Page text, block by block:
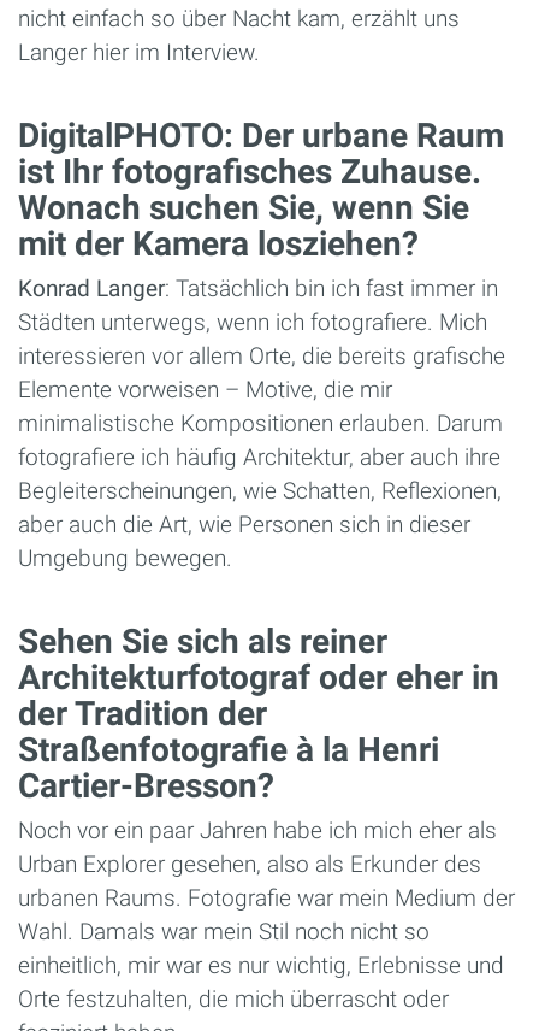
nicht einfach so über Nacht kam, erzählt uns
Langer hier im Interview.
DigitalPHOTO: Der urbane Raum
ist Ihr fotografisches Zuhause.
Wonach suchen Sie, wenn Sie
mit der Kamera losziehen?
Konrad Langer: Tatsächlich bin ich fast immer in
Städten unterwegs, wenn ich fotografiere. Mich
interessieren vor allem Orte, die bereits grafische
Elemente vorweisen – Motive, die mir
minimalistische Kompositionen erlauben. Darum
fotografiere ich häufig Architektur, aber auch ihre
Begleiterscheinungen, wie Schatten, Reflexionen,
aber auch die Art, wie Personen sich in dieser
Umgebung bewegen.
Sehen Sie sich als reiner
Architekturfotograf oder eher in
der Tradition der
Straßenfotografie à la Henri
Cartier-Bresson?
Noch vor ein paar Jahren habe ich mich eher als
Urban Explorer gesehen, also als Erkunder des
urbanen Raums. Fotografie war mein Medium der
Wahl. Damals war mein Stil noch nicht so
einheitlich, mir war es nur wichtig, Erlebnisse und
Orte festzuhalten, die mich überrascht oder